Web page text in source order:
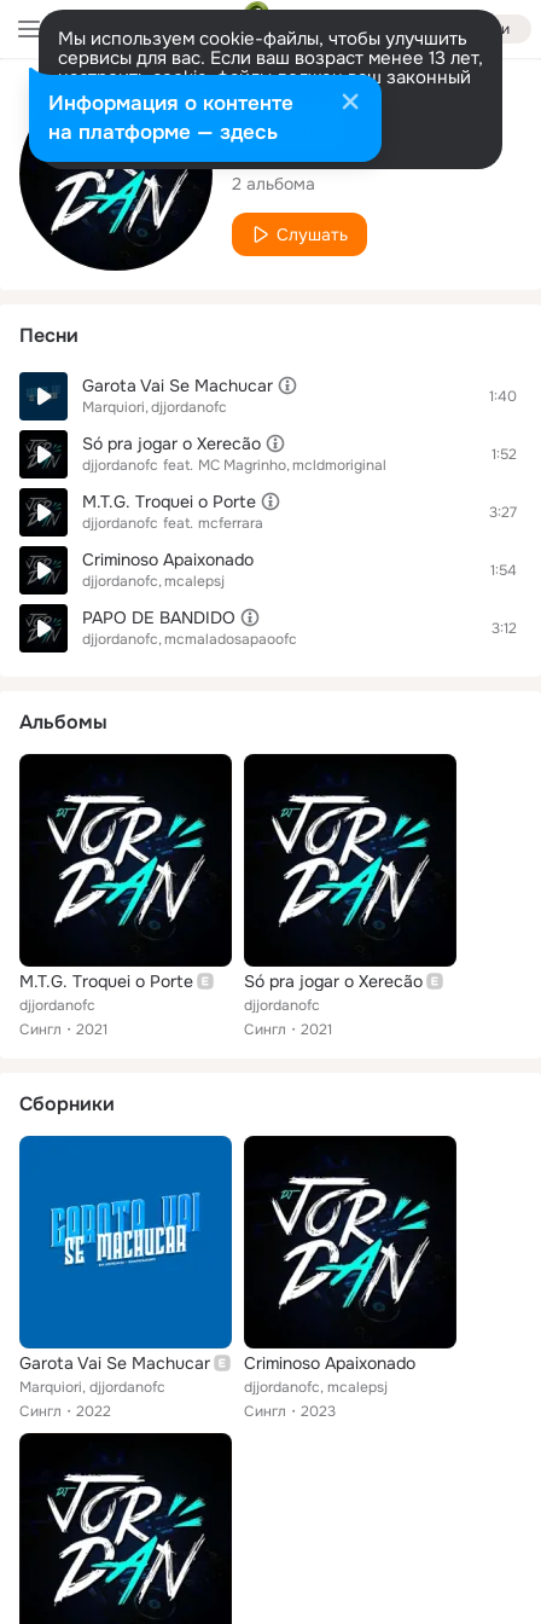
Войти
Мы используем cookie-файлы, чтобы улучшить
сервисы для вас. Если ваш возраст менее 13 лет,
настроить cookie-файлы должен ваш законный
представитель. Больше информации
Разрешить все Настроить
Исполнитель
djjordanofc
2 альбома
Слушать
Песни
Garota Vai Se Machucar
Marquiori djjordanofc
1:40
Só pra jogar o Xerecão
djjordanofc feat. MC Magrinho mcldmoriginal
1:52
M.T.G. Troquei o Porte
djjordanofc feat. mcferrara
3:27
Criminoso Apaixonado
djjordanofc mcalepsj
1:54
PAPO DE BANDIDO
djjordanofc mcmaladosapaoofc
3:12
Альбомы
M.T.G. Troquei o Porte
djjordanofc
Сингл
2021
Só pra jogar o Xerecão
djjordanofc
Сингл
2021
Сборники
Garota Vai Se Machucar
Marquiori, djjordanofc
Сингл
2022
Criminoso Apaixonado
djjordanofc, mcalepsj
Сингл
2023
Информация о контенте
на платформе — здесь